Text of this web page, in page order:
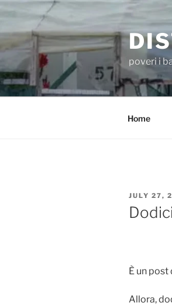
content
poveri i
Home
POSTED
ON
JULY 27,
È un
Allora,